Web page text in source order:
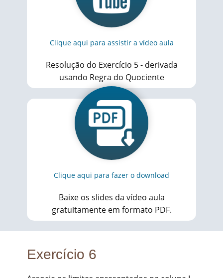
Clique aqui para assistir a vídeo aula
Resolução do Exercício 5 - derivada
usando Regra do Quociente
Clique aqui para fazer o download
Baixe os slides da vídeo aula
gratuitamente em formato PDF.
Exercício 6